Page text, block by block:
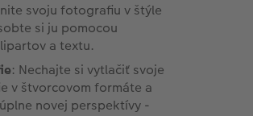
svoju fotografiu v štýle
si ju pomocou
a textu.
: Nechajte si vytlačiť svoje
v štvorcovom formáte a
novej perspektívy -